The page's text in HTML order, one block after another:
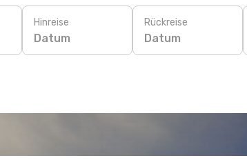
Hinreise
Datum
Rückreise
Datum